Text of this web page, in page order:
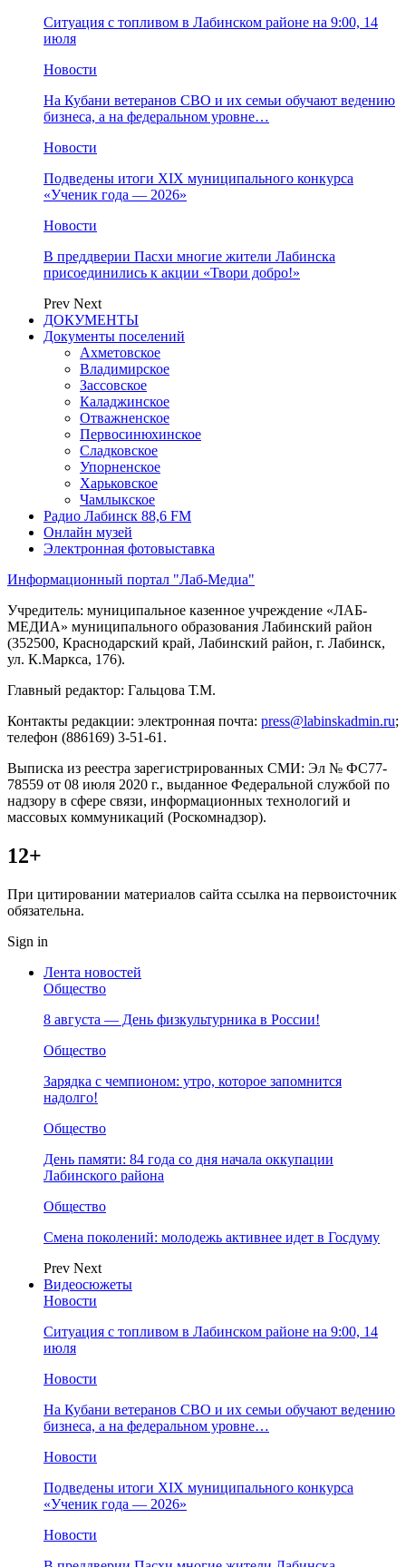
Ситуация с топливом в Лабинском районе на 9:00, 14
июля
Новости
На Кубани ветеранов СВО и их семьи обучают ведению
бизнеса, а на федеральном уровне…
Новости
Подведены итоги XIX муниципального конкурса
«Ученик года — 2026»
Новости
В преддверии Пасхи многие жители Лабинска
присоединились к акции «Твори добро!»
Prev Next
ДОКУМЕНТЫ
Документы поселений
Ахметовское
Владимирское
Зассовское
Каладжинское
Отважненское
Первосинюхинское
Сладковское
Упорненское
Харьковское
Чамлыкское
Радио Лабинск 88,6 FM
Онлайн музей
Электронная фотовыставка
Информационный портал "Лаб-Медиа"
Учредитель: муниципальное казенное учреждение «ЛАБ-
МЕДИА» муниципального образования Лабинский район
(352500, Краснодарский край, Лабинский район, г. Лабинск,
ул. К.Маркса, 176).
Главный редактор: Гальцова Т.М.
Контакты редакции: электронная почта: press@labinskadmin.ru;
телефон (886169) 3-51-61.
Выписка из реестра зарегистрированных СМИ: Эл № ФС77-
78559 от 08 июля 2020 г., выданное Федеральной службой по
надзору в сфере связи, информационных технологий и
массовых коммуникаций (Роскомнадзор).
12+
При цитировании материалов сайта ссылка на первоисточник
обязательна.
Sign in
Лента новостей
Общество
8 августа — День физкультурника в России!
Общество
Зарядка с чемпионом: утро, которое запомнится
надолго!
Общество
День памяти: 84 года со дня начала оккупации
Лабинского района
Общество
Смена поколений: молодежь активнее идет в Госдуму
Prev Next
Видеосюжеты
Новости
Ситуация с топливом в Лабинском районе на 9:00, 14
июля
Новости
На Кубани ветеранов СВО и их семьи обучают ведению
бизнеса, а на федеральном уровне…
Новости
Подведены итоги XIX муниципального конкурса
«Ученик года — 2026»
Новости